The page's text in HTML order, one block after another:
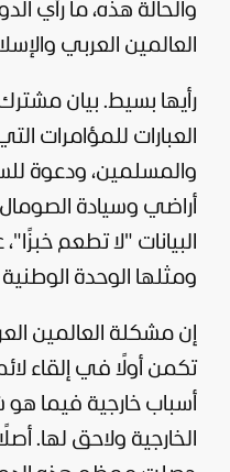
والحالة هذه، ما رأي
العالمين العربي
رأيها بسيط. بيان
العبارات للمؤامرات
والمسلمين، ودعوة
أراضي وسيادة
البيانات "لا تطعم
ومثلها الوحدة الوطنية
إن مشكلة العالمين
تكمن أولًا في إلقاء
أسباب خارجية فيما
الخارجية ولاحق لها.